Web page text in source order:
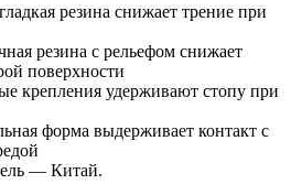
резина снижает трение при
резина с рельефом снижает
поверхности
крепления удерживают стопу при
форма выдерживает контакт с
— Китай.